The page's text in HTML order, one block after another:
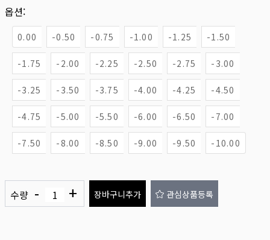
옵션:
0.00 -0.50 -0.75 -1.00 -1.25 -1.50
-1.75 -2.00 -2.25 -2.50 -2.75 -3.00
-3.25 -3.50 -3.75 -4.00 -4.25 -4.50
-4.75 -5.00 -5.50 -6.00 -6.50 -7.00
-7.50 -8.00 -8.50 -9.00 -9.50 -10.00
수량 - + 장바구니추가 관심상품등록